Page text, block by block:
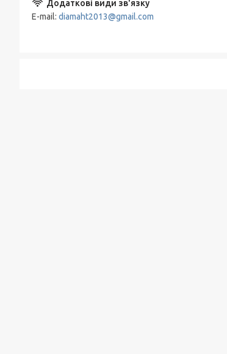
E-mail diamaht2013@gmail.com